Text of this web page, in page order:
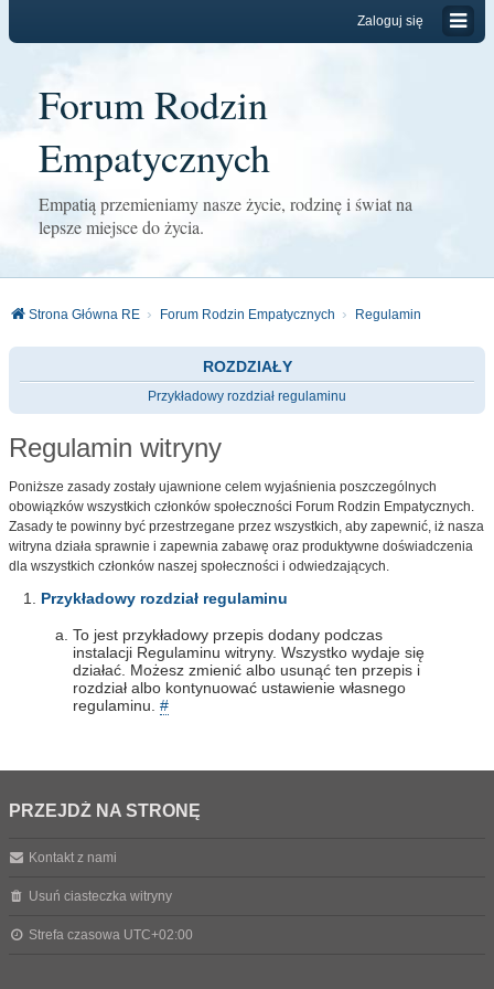
Zaloguj się
Forum Rodzin
Empatycznych
Empatią przemieniamy nasze życie, rodzinę i świat na
lepsze miejsce do życia.
Strona Główna RE Forum Rodzin Empatycznych Regulamin
ROZDZIAŁY
Przykładowy rozdział regulaminu
Regulamin witryny
Poniższe zasady zostały ujawnione celem wyjaśnienia poszczególnych
obowiązków wszystkich członków społeczności Forum Rodzin Empatycznych.
Zasady te powinny być przestrzegane przez wszystkich, aby zapewnić, iż nasza
witryna działa sprawnie i zapewnia zabawę oraz produktywne doświadczenia
dla wszystkich członków naszej społeczności i odwiedzających.
Przykładowy rozdział regulaminu
To jest przykładowy przepis dodany podczas
instalacji Regulaminu witryny. Wszystko wydaje się
działać. Możesz zmienić albo usunąć ten przepis i
rozdział albo kontynuować ustawienie własnego
regulaminu. #
PRZEJDŹ NA STRONĘ
Kontakt z nami
Usuń ciasteczka witryny
Strefa czasowa UTC+02:00